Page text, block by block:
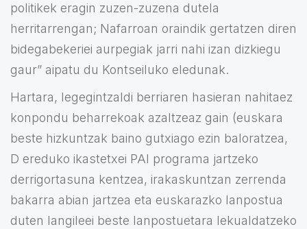
politikek eragin zuzen-zuzena dutela
herritarrengan; Nafarroan oraindik gertatzen diren
bidegabekeriei aurpegiak jarri nahi izan dizkiegu
gaur” aipatu du Kontseiluko eledunak.
Hartara, legegintzaldi berriaren hasieran nahitaez
konpondu beharrekoak azaltzeaz gain (euskara
beste hizkuntzak baino gutxiago ezin baloratzea,
D ereduko ikastetxei PAI programa jartzeko
derrigortasuna kentzea, irakaskuntzan zerrenda
bakarra abian jartzea eta euskarazko lanpostua
duten langileei beste lanpostuetara lekualdatzeko